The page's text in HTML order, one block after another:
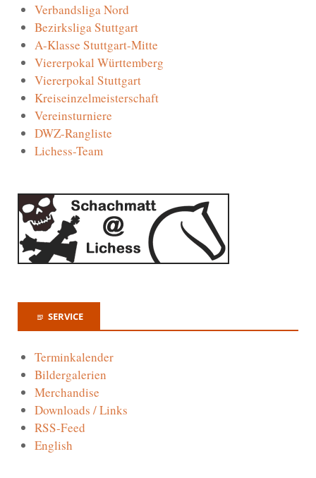
Verbandsliga Nord
Bezirksliga Stuttgart
A-Klasse Stuttgart-Mitte
Viererpokal Württemberg
Viererpokal Stuttgart
Kreiseinzelmeisterschaft
Vereinsturniere
DWZ-Rangliste
Lichess-Team
SERVICE
Terminkalender
Bildergalerien
Merchandise
Downloads / Links
RSS-Feed
English